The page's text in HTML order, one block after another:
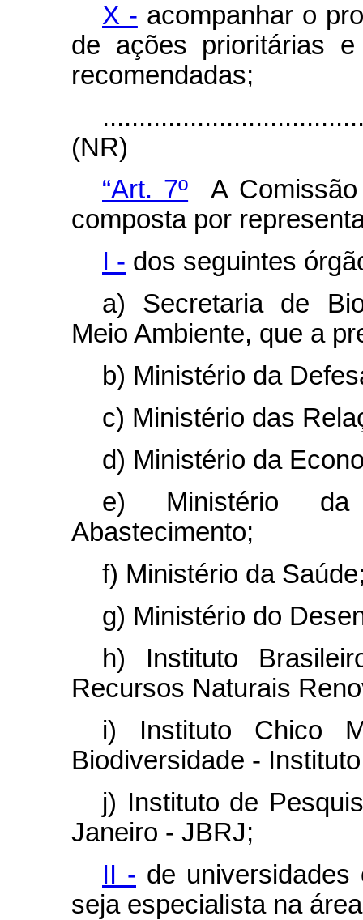
X - acompanhar o
de ações prioritárias
recomendadas;
(NR)
“Art. 7º A Comissão
composta por
I - dos seguintes
a) Secretaria de
Meio Ambiente, que a
b) Ministério da
c) Ministério das
d) Ministério da
e) Ministério da
Abastecimento;
f) Ministério da
g) Ministério do
h) Instituto
Recursos Naturais
i) Instituto Chico
Biodiversidade -
j) Instituto de
Janeiro - JBRJ;
II - de
seja especialista na